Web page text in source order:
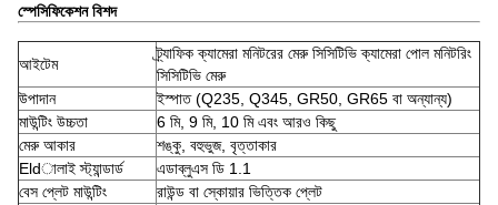
স্পেসিফিকেশন বিশদ
আইটেম
ট্র্যাফিক ক্যামেরা মনিটরের মেরু সিসিটিভি ক্যামেরা পোল মনিটরিং
সিসিটিভি মেরু
উপাদান
ইস্পাত (Q235, Q345, GR50, GR65 বা অন্যান্য)
মাউন্টিং উচ্চতা
6 মি, 9 মি, 10 মি এবং আরও কিছু
মেরু আকার
শঙ্কু, বহুভুজ, বৃত্তাকার
Eldালাই স্ট্যান্ডার্ড
এডাব্লুএস ডি 1.1
বেস প্লেট মাউন্টিং
রাউন্ড বা স্কোয়ার ভিত্তিক প্লেট